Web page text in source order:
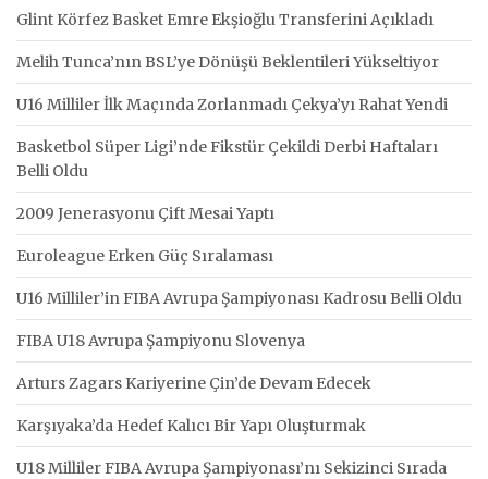
Glint Körfez Basket Emre Ekşioğlu Transferini Açıkladı
Melih Tunca’nın BSL’ye Dönüşü Beklentileri Yükseltiyor
U16 Milliler İlk Maçında Zorlanmadı Çekya’yı Rahat Yendi
Basketbol Süper Ligi’nde Fikstür Çekildi Derbi Haftaları
Belli Oldu
2009 Jenerasyonu Çift Mesai Yaptı
Euroleague Erken Güç Sıralaması
U16 Milliler’in FIBA Avrupa Şampiyonası Kadrosu Belli Oldu
FIBA U18 Avrupa Şampiyonu Slovenya
Arturs Zagars Kariyerine Çin’de Devam Edecek
Karşıyaka’da Hedef Kalıcı Bir Yapı Oluşturmak
U18 Milliler FIBA Avrupa Şampiyonası’nı Sekizinci Sırada